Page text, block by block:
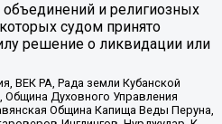
и религиозных
судом принято
решение о ликвидации или
ВЕК РА, Рада земли Кубанской
Духовного Управления
Община Капища Веды Перуна,